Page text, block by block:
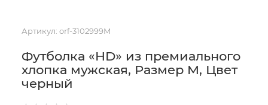
Артикул: orf-3102999M
Футболка «HD» из премиального
хлопка мужская, Размер M, Цвет
черный